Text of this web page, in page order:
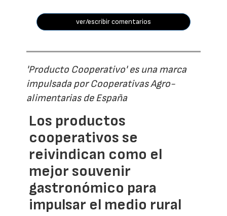
ver/escribir comentarios
'Producto Cooperativo' es una marca
impulsada por Cooperativas Agro-
alimentarias de España
Los productos
cooperativos se
reivindican como el
mejor souvenir
gastronómico para
impulsar el medio rural